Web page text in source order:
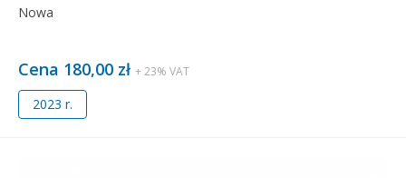
Nowa
Cena 180,00 zł + 23% VAT
2023 r.